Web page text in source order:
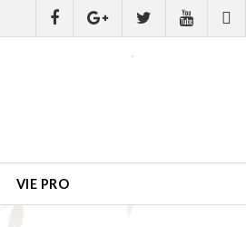
VIE PRO